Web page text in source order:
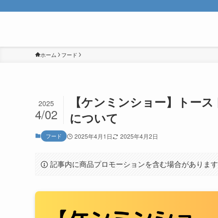
ホーム フード
【ケンミンショー】トー
について
2025
4/02
フード 2025年4月1日 2025年4月2日
記事内に商品プロモーションを含む場合がありま